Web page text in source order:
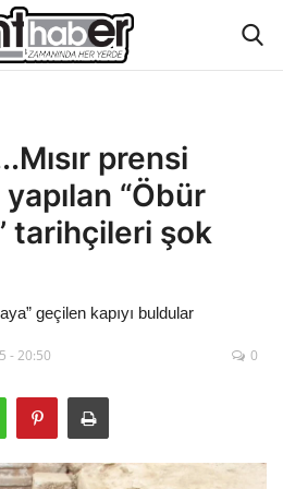
prensi
“Öbür
tarihçileri şok
geçilen kapıyı buldular
- 20:50 0